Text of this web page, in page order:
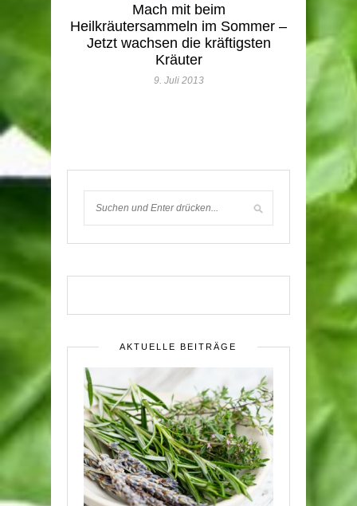
Mach mit beim
Heilkräutersammeln im Sommer –
Jetzt wachsen die kräftigsten
Kräuter
9. Juli 2013
AKTUELLE BEITRÄGE